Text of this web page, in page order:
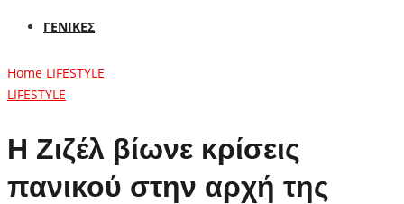
ΓΕΝΙΚΕΣ
Home LIFESTYLE
LIFESTYLE
Η Ζιζέλ βίωνε κρίσεις
πανικού στην αρχή της